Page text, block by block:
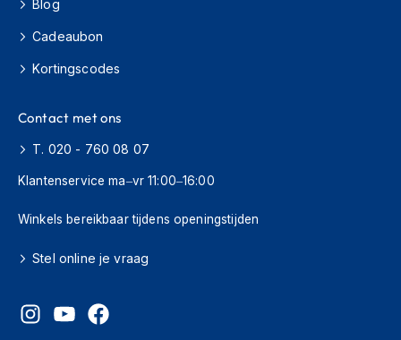
n
s
o
e
h
l
e
D
m
e
Blog
Cadeaubon
Kortingscodes
Contact met ons
T. 020 - 760 08 07
Klantenservice ma–vr 11:00–16:00
Winkels bereikbaar tijdens openingstijden
Stel online je vraag